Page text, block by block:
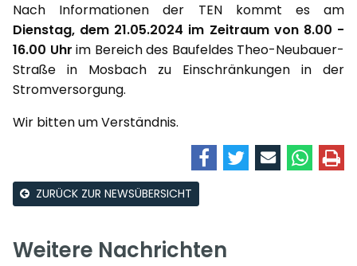
Nach Informationen der TEN kommt es am
Dienstag, dem 21.05.2024 im Zeitraum von 8.00 -
16.00 Uhr im Bereich des Baufeldes Theo-Neubauer-
Straße in Mosbach zu Einschränkungen in der
Stromversorgung.
Wir bitten um Verständnis.
ZURÜCK ZUR NEWSÜBERSICHT
Weitere Nachrichten